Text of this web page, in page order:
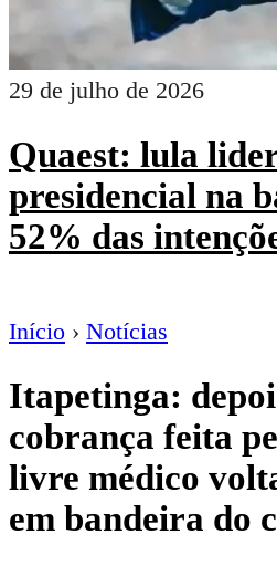
29 de julho de 2026
Quaest: lula
presidencial na
52% das
Início › Notícias
Itapetinga:
cobrança feita
livre médico
em bandeira do